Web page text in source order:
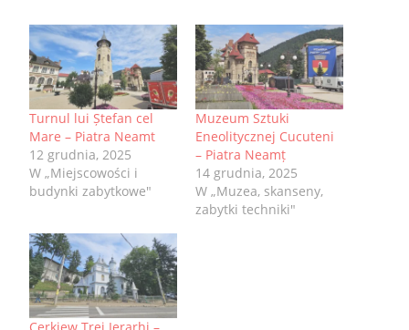
Turnul lui Ștefan cel
Mare – Piatra Neamt
12 grudnia, 2025
W „Miejscowości i
budynki zabytkowe"
Muzeum Sztuki
Eneolitycznej Cucuteni
– Piatra Neamț
14 grudnia, 2025
W „Muzea, skanseny,
zabytki techniki"
Cerkiew Trei Ierarhi –